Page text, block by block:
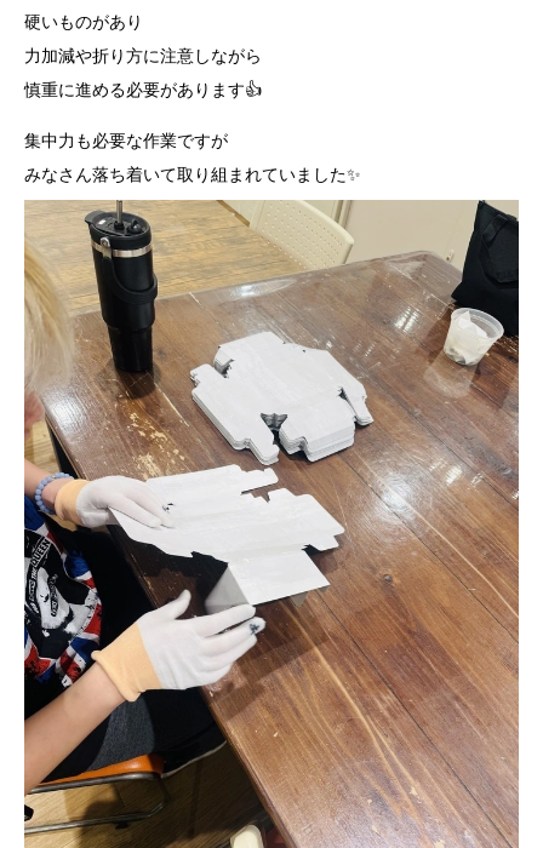
硬いものがあり
力加減や折り方に注意しながら
慎重に進める必要があります👍
集中力も必要な作業ですが
みなさん落ち着いて取り組まれていました✨